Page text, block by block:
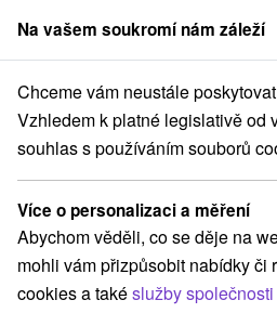
člen skupinySorger
v akci Východné Slovensko
Pobyty v akci
Kategorie
Všechny kategorie
Pobyty v
Wellness pobyty(4) Víkendové
Na vašem soukromí nám záleží
Chceme vám neustále
Vzhledem k platné legislativě od
souhlas s používáním souborů
Více o personalizaci a měření
Abychom věděli, co se děje na
mohli vám přizpůsobit nabídky či
cookies a takéslužby